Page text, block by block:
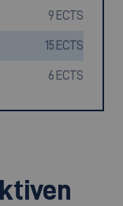
9 ECTS
15 ECTS
6 ECTS